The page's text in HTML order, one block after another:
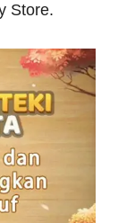
Store.